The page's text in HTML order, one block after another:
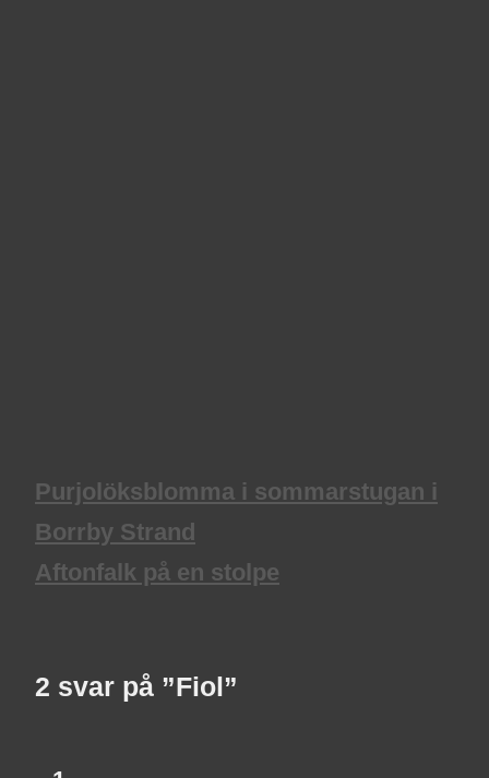
Purjolöksblomma i sommarstugan i
Borrby Strand
Aftonfalk på en stolpe
2 svar på ”Fiol”